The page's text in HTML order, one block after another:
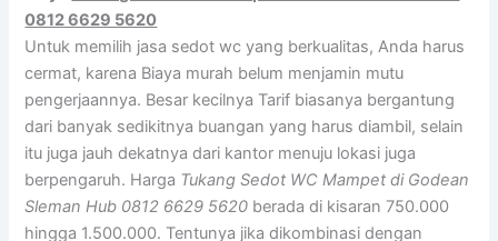
0812 6629 5620
Untuk memilih jasa sedot wc yang berkualitas, Anda harus
cermat, karena Biaya murah belum menjamin mutu
pengerjaannya. Besar kecilnya Tarif biasanya bergantung
dari banyak sedikitnya buangan yang harus diambil, selain
itu juga jauh dekatnya dari kantor menuju lokasi juga
berpengaruh. Harga Tukang Sedot WC Mampet di Godean
Sleman Hub 0812 6629 5620 berada di kisaran 750.000
hingga 1.500.000. Tentunya jika dikombinasi dengan